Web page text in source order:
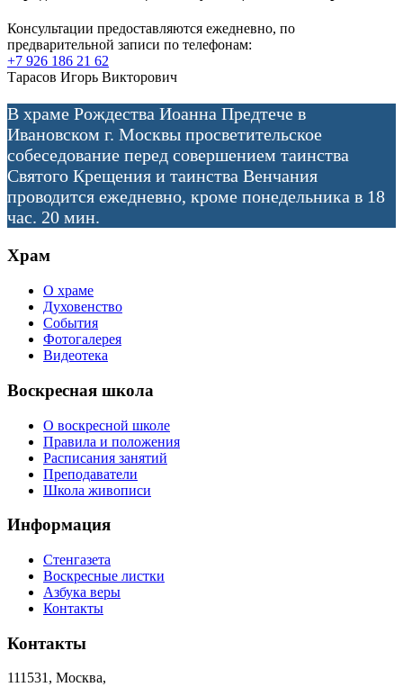
Консультации предоставляются ежедневно, по
предварительной записи по телефонам:
+7 926 186 21 62
Тарасов Игорь Викторович
В храме Рождества Иоанна Предтече в
Ивановском г. Москвы просветительское
собеседование перед совершением таинства
Святого Крещения и таинства Венчания
проводится ежедневно, кроме понедельника в 18
час. 20 мин.
Храм
О храме
Духовенство
События
Фотогалерея
Видеотека
Воскресная школа
О воскресной школе
Правила и положения
Расписания занятий
Преподаватели
Школа живописи
Информация
Стенгазета
Воскресные листки
Азбука веры
Контакты
Контакты
111531, Москва,